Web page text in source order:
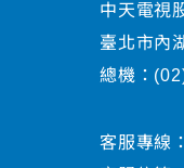
中天電視
臺北市內
總機：
客服專線：